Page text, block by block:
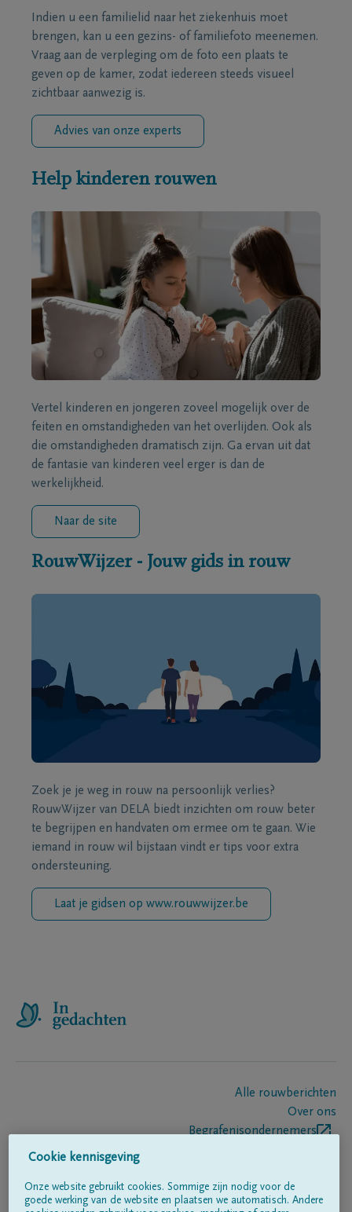
Indien u een familielid naar het ziekenhuis moet
brengen, kan u een gezins- of familiefoto meenemen.
Vraag aan de verpleging om de foto een plaats te
geven op de kamer, zodat iedereen steeds visueel
zichtbaar aanwezig is.
Advies van onze experts
Help kinderen rouwen
Vertel kinderen en jongeren zoveel mogelijk over de
feiten en omstandigheden van het overlijden. Ook als
die omstandigheden dramatisch zijn. Ga ervan uit dat
de fantasie van kinderen veel erger is dan de
werkelijkheid.
Naar de site
RouwWijzer - Jouw gids in rouw
Zoek je je weg in rouw na persoonlijk verlies?
RouwWijzer van DELA biedt inzichten om rouw beter
te begrijpen en handvaten om ermee om te gaan. Wie
iemand in rouw wil bijstaan vindt er tips voor extra
ondersteuning.
Laat je gidsen op www.rouwwijzer.be
Alle rouwberichten
Over ons
Begrafenisondernemers
Volg ons op
Cookie kennisgeving
Onze website gebruikt cookies. Sommige zijn nodig voor de
goede werking van de website en plaatsen we automatisch. Andere